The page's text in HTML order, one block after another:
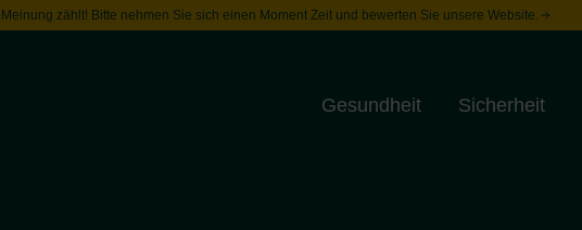
Meinung zählt! Bitte nehmen Sie sich einen Moment Zeit und bewerten Sie unsere Website.
Gesundheit
Sicherheit